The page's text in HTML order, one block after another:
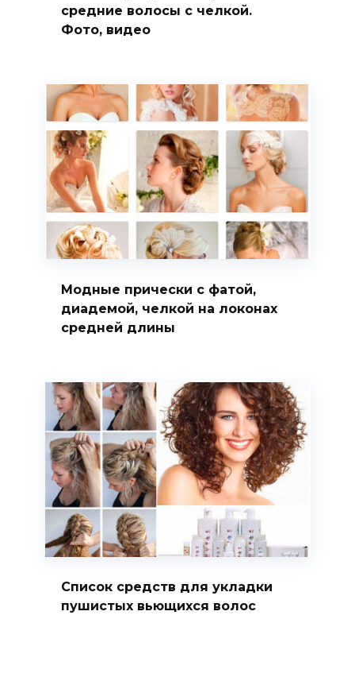
средние волосы с челкой.
Фото, видео
Модные прически с фатой,
диадемой, челкой на локонах
средней длины
Список средств для укладки
пушистых вьющихся волос